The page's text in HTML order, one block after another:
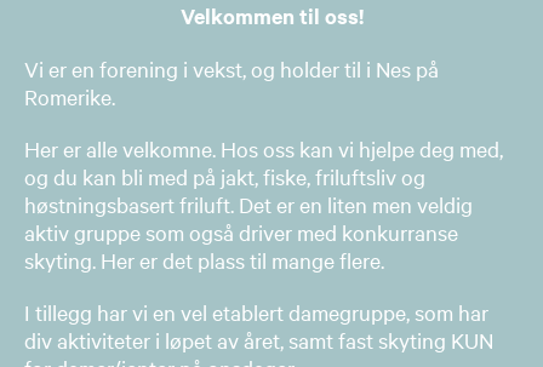
Velkommen til oss!
Vi er en forening i vekst, og holder til i Nes på
Romerike.
Her er alle velkomne. Hos oss kan vi hjelpe deg med,
og du kan bli med på jakt, fiske, friluftsliv og
høstningsbasert friluft. Det er en liten men veldig
aktiv gruppe som også driver med konkurranse
skyting. Her er det plass til mange flere.
I tillegg har vi en vel etablert damegruppe, som har
div aktiviteter i løpet av året, samt fast skyting KUN